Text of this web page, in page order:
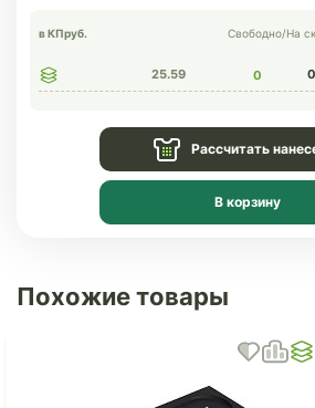
в КПруб. Свободно/На
25.59 0 0
Рассчитать
В корзину
Похожие товары